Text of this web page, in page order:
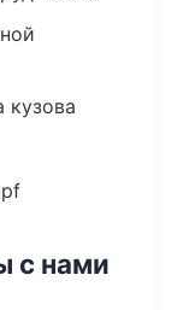
кузова
с нами